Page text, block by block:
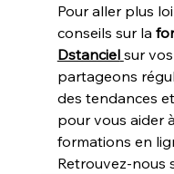
Pour aller plus
conseils sur la
Dstanciel sur
partageons
des tendances
pour vous aider
formations en
Retrouvez-nous